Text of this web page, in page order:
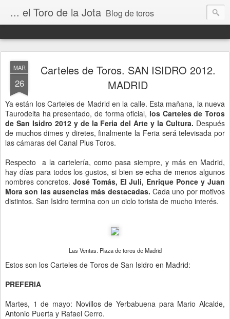
... el Toro de la Jota Blog de toros
MAR
26
Carteles de Toros. SAN ISIDRO 2012.
MADRID
Ya están los Carteles de Madrid en la calle. Esta mañana, la nueva
Taurodelta ha presentado, de forma oficial, los Carteles de Toros
de San Isidro 2012 y de la Feria del Arte y la Cultura. Después
de muchos dimes y diretes, finalmente la Feria será televisada por
las cámaras del Canal Plus Toros.
Respecto a la cartelería, como pasa siempre, y más en Madrid,
hay días para todos los gustos, si bien se echa de menos algunos
nombres concretos. José Tomás, El Juli, Enrique Ponce y Juan
Mora son las ausencias más destacadas. Cada uno por motivos
distintos. San Isidro termina con un ciclo torista de mucho interés.
Las Ventas. Plaza de toros de Madrid
Estos son los Carteles de Toros de San Isidro en Madrid:
PREFERIA
Martes, 1 de mayo: Novillos de Yerbabuena para Mario Alcalde,
Antonio Puerta y Rafael Cerro.